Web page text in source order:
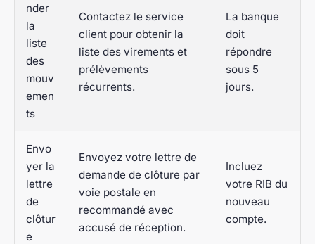
nder
la
liste
des
mouv
emen
ts
Contactez le service
client pour obtenir la
liste des virements et
prélèvements
récurrents.
La banque
doit
répondre
sous 5
jours.
Envo
yer la
lettre
de
clôtur
e
Envoyez votre lettre de
demande de clôture par
voie postale en
recommandé avec
accusé de réception.
Incluez
votre RIB du
nouveau
compte.